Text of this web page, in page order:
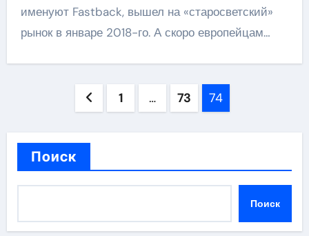
именуют Fastback, вышел на «старосветский»
рынок в январе 2018-го. А скоро европейцам…
Пагинация1 … 73 74
Поиск
Поиск